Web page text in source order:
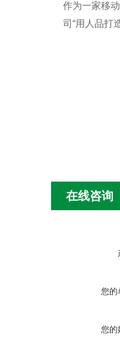
作为一家移
司“用人品打
在线咨询
您的
您的